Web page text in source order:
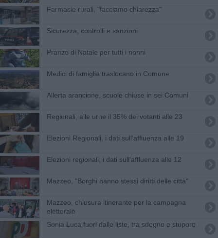
Farmacie rurali, "facciamo chiarezza"
Sicurezza, controlli e sanzioni
Pranzo di Natale per tutti i nonni
Medici di famiglia traslocano in Comune
Allerta arancione, scuole chiuse in sei Comuni
Regionali, alle urne il 35% dei votanti alle 23
Elezioni Regionali, i dati sull'affluenza alle 19
Elezioni regionali, i dati sull'affluenza alle 12
Mazzeo, "Borghi hanno stessi diritti delle città"
Mazzeo, chiusura itinerante per la campagna
elettorale
Sonia Luca fuori dalle liste, tra sdegno e stupore